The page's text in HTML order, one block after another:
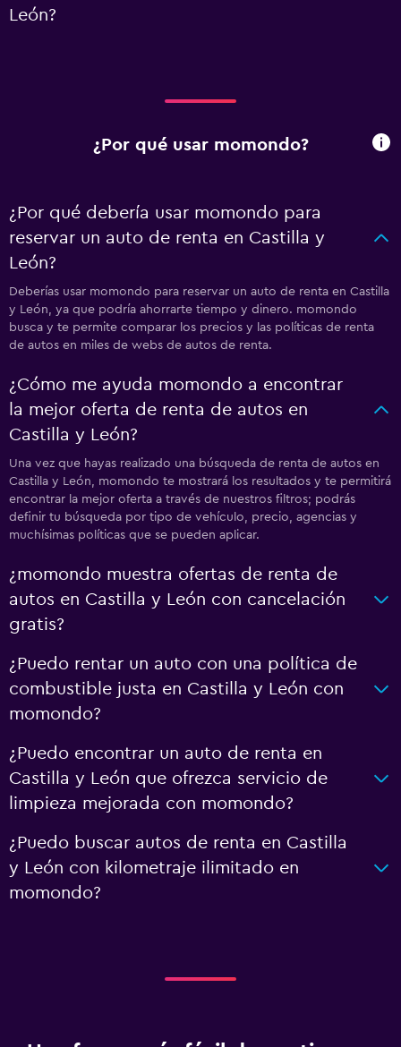
León?
¿Por qué usar momondo?
¿Por qué debería usar momondo para
reservar un auto de renta en Castilla y
León?
Deberías usar momondo para reservar un auto de renta en Castilla
y León, ya que podría ahorrarte tiempo y dinero. momondo
busca y te permite comparar los precios y las políticas de renta
de autos en miles de webs de autos de renta.
¿Cómo me ayuda momondo a encontrar
la mejor oferta de renta de autos en
Castilla y León?
Una vez que hayas realizado una búsqueda de renta de autos en
Castilla y León, momondo te mostrará los resultados y te permitirá
encontrar la mejor oferta a través de nuestros filtros; podrás
definir tu búsqueda por tipo de vehículo, precio, agencias y
muchísimas políticas que se pueden aplicar.
¿momondo muestra ofertas de renta de
autos en Castilla y León con cancelación
gratis?
¿Puedo rentar un auto con una política de
combustible justa en Castilla y León con
momondo?
¿Puedo encontrar un auto de renta en
Castilla y León que ofrezca servicio de
limpieza mejorada con momondo?
¿Puedo buscar autos de renta en Castilla
y León con kilometraje ilimitado en
momondo?